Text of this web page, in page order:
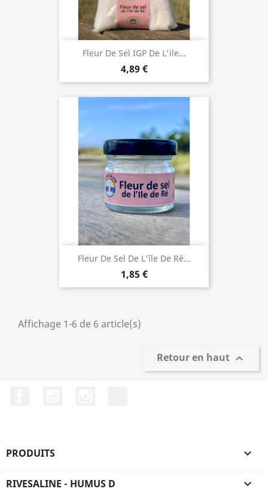
Fleur De Sel IGP De L'ile...
4,89 €
Fleur De Sel De L'île De Ré...
1,85 €
Affichage 1-6 de 6 article(s)
Retour en haut 
PRODUITS 
RIVESALINE - HUMUS D 